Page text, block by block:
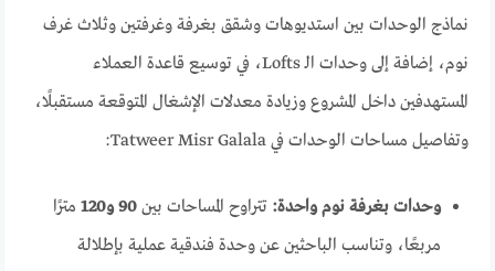
نماذج الوحدات بين استديوهات وشقق بغرفة وغرفتين وثلاث غرف
نوم، إضافة إلى وحدات الـ Lofts، في توسيع قاعدة العملاء
المستهدفين داخل المشروع وزيادة معدلات الإشغال المتوقعة مستقبلًا،
وتفاصيل مساحات الوحدات في Tatweer Misr Galala:
وحدات بغرفة نوم واحدة: تتراوح المساحات بين90 و120
مترًا
مربعًا، وتناسب الباحثين عن وحدة فندقية عملية بإطلالة